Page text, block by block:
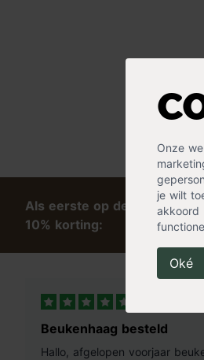
Onze
je wilt
akkoord
Oké
Als eerste op de hoogte
10% korting:
Beukenhaag besteld
Hallo, afgelopen voorjaar